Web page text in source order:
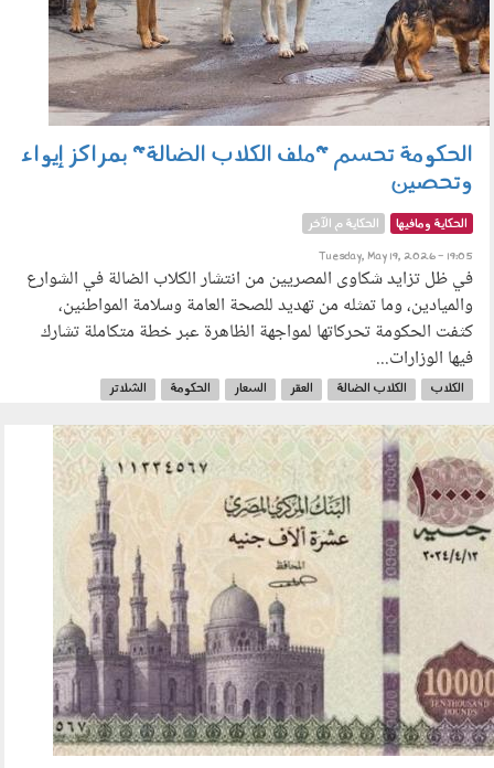
الحكومة تحسم "ملف الكلاب الضالة" بمراكز إيواء
وتحصين
الحكاية ومافيها الحكاية م الآخر
Tuesday, May 19, 2026 - 19:05
في ظل تزايد شكاوى المصريين من انتشار الكلاب الضالة في الشوارع
والميادين، وما تمثله من تهديد للصحة العامة وسلامة المواطنين،
كثفت الحكومة تحركاتها لمواجهة الظاهرة عبر خطة متكاملة تشارك
فيها الوزارات...
الكلاب الكلاب الضالة العقر السعار الحكومة
الشلاتر
160501.jpg